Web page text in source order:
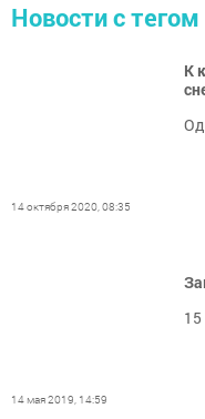
Новости с
К
14 октября 2020, 08:35
14 мая 2019, 14:59